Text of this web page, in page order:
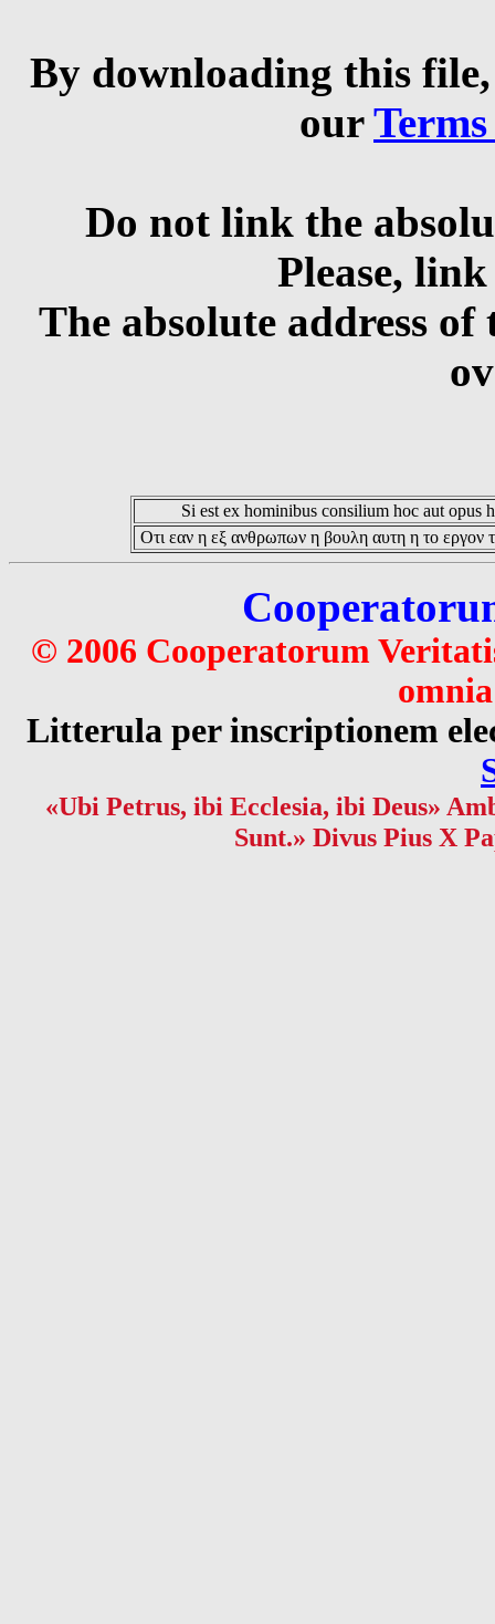
By downloading this
our
Do not link the
Please,
The absolute address
Si est ex hominibus consilium hoc aut opus
Οτι εαν η εξ ανθρωπων η βουλη αυτη η το εργον
© 2006 Cooperatorum
Litterula per inscriptionem
«Ubi Petrus, ibi Ecclesia, ibi Deus»
Sunt.» Divus Pius X